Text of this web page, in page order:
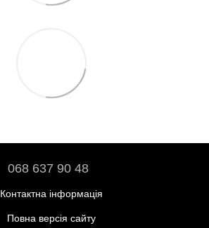
068 637 90 48
Контактна інформація
Повна версія сайту